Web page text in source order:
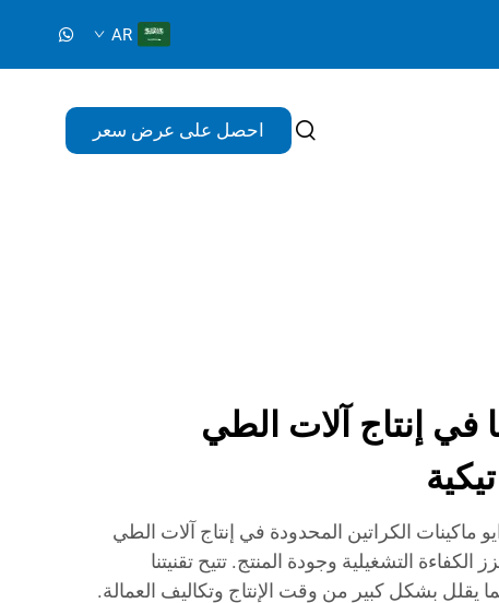
AR
احصل على عرض سعر
في إنتاج آلات الطي
الكراتين المحدودة في إنتاج آلات الطي
الكفاءة التشغيلية وجودة المنتج. تتيح تقنيتنا
يقلل بشكل كبير من وقت الإنتاج وتكاليف العمالة.